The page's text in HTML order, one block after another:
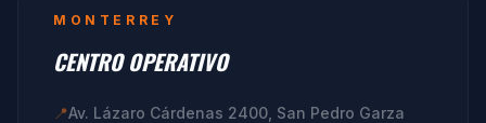
MONTERREY
CENTRO OPERATIVO
📍Av. Lázaro Cárdenas 2400, San Pedro Garza